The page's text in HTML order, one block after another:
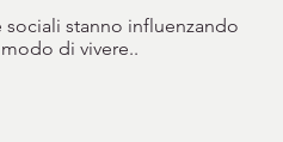
stanno influenzando
di vivere..